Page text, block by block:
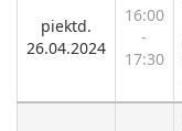
piektd.
26.04.2024
16:00
-
17:30